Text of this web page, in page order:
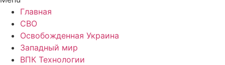
Главная
СВО
Освобожденная Украина
Западный мир
ВПК Технологии